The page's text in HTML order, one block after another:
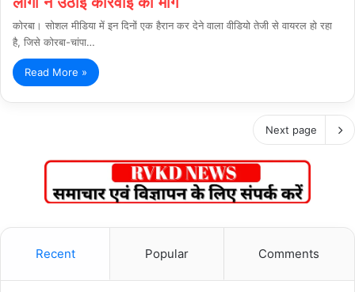
कोरबा। सोशल मीडिया में इन दिनों एक हैरान कर देने वाला वीडियो तेजी से वायरल हो रहा
है, जिसे कोरबा-चांपा…
Read More »
Next page
Recent Popular Comments